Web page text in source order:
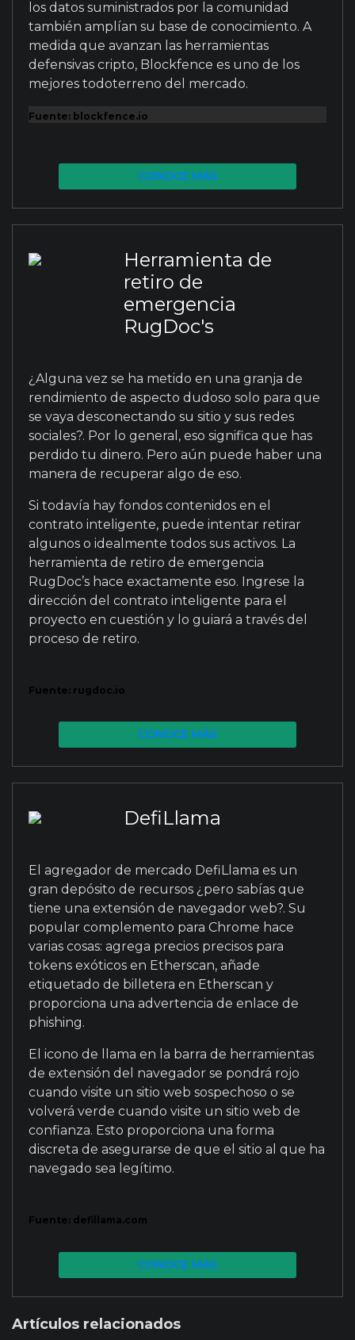
los datos suministrados por la comunidad
también amplían su base de conocimiento. A
medida que avanzan las herramientas
defensivas cripto, Blockfence es uno de los
mejores todoterreno del mercado.
Fuente: blockfence.io
CONOCE MÁS
Herramienta de
retiro de
emergencia
RugDoc's
¿Alguna vez se ha metido en una granja de
rendimiento de aspecto dudoso solo para que
se vaya desconectando su sitio y sus redes
sociales?. Por lo general, eso significa que has
perdido tu dinero. Pero aún puede haber una
manera de recuperar algo de eso.
Si todavía hay fondos contenidos en el
contrato inteligente, puede intentar retirar
algunos o idealmente todos sus activos. La
herramienta de retiro de emergencia
RugDoc’s hace exactamente eso. Ingrese la
dirección del contrato inteligente para el
proyecto en cuestión y lo guiará a través del
proceso de retiro.
Fuente: rugdoc.io
CONOCE MÁS
DefiLlama
El agregador de mercado DefiLlama es un
gran depósito de recursos ¿pero sabías que
tiene una extensión de navegador web?. Su
popular complemento para Chrome hace
varias cosas: agrega precios precisos para
tokens exóticos en Etherscan, añade
etiquetado de billetera en Etherscan y
proporciona una advertencia de enlace de
phishing.
El icono de llama en la barra de herramientas
de extensión del navegador se pondrá rojo
cuando visite un sitio web sospechoso o se
volverá verde cuando visite un sitio web de
confianza. Esto proporciona una forma
discreta de asegurarse de que el sitio al que ha
navegado sea legítimo.
Fuente: defillama.com
CONOCE MÁS
Artículos relacionados